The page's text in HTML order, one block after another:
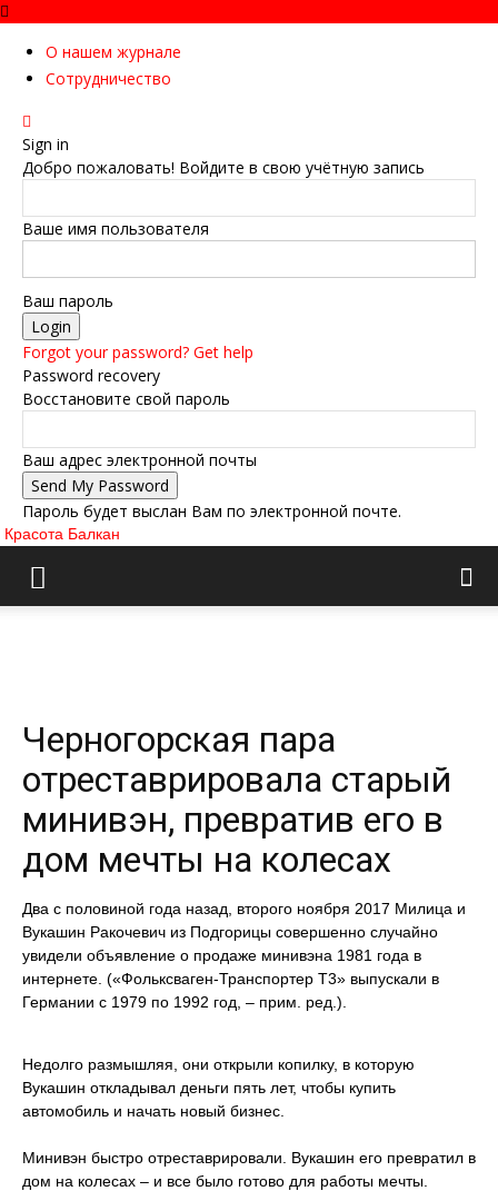
О нашем журнале
Сотрудничество
Sign in
Добро пожаловать! Войдите в свою учётную запись
Ваше имя пользователя
Ваш пароль
Forgot your password? Get help
Password recovery
Восстановите свой пароль
Ваш адрес электронной почты
Пароль будет выслан Вам по электронной почте.
Красота Балкан
Черногорская пара
отреставрировала старый
минивэн, превратив его в
дом мечты на колесах
Два с половиной года назад, второго ноября 2017 Милица и
Вукашин Ракочевич из Подгорицы совершенно случайно
увидели объявление о продаже минивэна 1981 года в
интернете. («Фольксваген-Транспортер Т3» выпускали в
Германии с 1979 по 1992 год, – прим. ред.).
Недолго размышляя, они открыли копилку, в которую
Вукашин откладывал деньги пять лет, чтобы купить
автомобиль и начать новый бизнес.
Минивэн быстро отреставрировали. Вукашин его превратил в
дом на колесах – и все было готово для работы мечты.